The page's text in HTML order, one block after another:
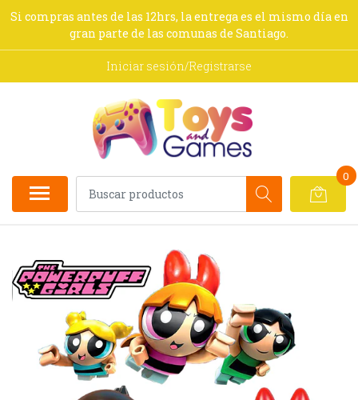
Si compras antes de las 12hrs, la entrega es el mismo día en
gran parte de las comunas de Santiago.
Iniciar sesión/Registrarse
0